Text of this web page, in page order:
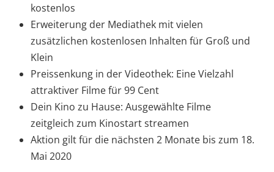
kostenlos
Erweiterung der Mediathek mit vielen
zusätzlichen kostenlosen Inhalten für Groß und
Klein
Preissenkung in der Videothek: Eine Vielzahl
attraktiver Filme für 99 Cent
Dein Kino zu Hause: Ausgewählte Filme
zeitgleich zum Kinostart streamen
Aktion gilt für die nächsten 2 Monate bis zum 18.
Mai 2020